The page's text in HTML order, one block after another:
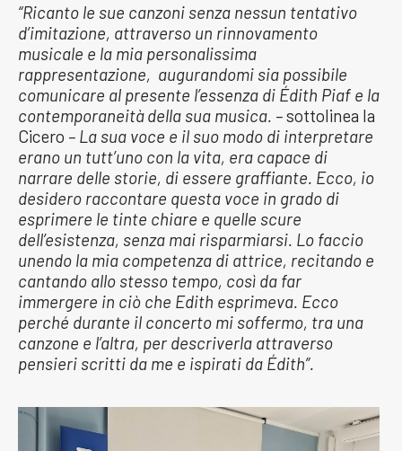
“Ricanto le sue canzoni senza nessun tentativo
d’imitazione, attraverso un rinnovamento
musicale e la mia personalissima
rappresentazione, augurandomi sia possibile
comunicare al presente l’essenza di Édith Piaf e la
contemporaneità della sua musica. –sottolinea la
Cicero – La sua voce e il suo modo di interpretare
erano un tutt’uno con la vita, era capace di
narrare delle storie, di essere graffiante. Ecco, io
desidero raccontare questa voce in grado di
esprimere le tinte chiare e quelle scure
dell’esistenza, senza mai risparmiarsi. Lo faccio
unendo la mia competenza di attrice, recitando e
cantando allo stesso tempo, così da far
immergere in ciò che Edith esprimeva. Ecco
perché durante il concerto mi soffermo, tra una
canzone e l’altra, per descriverla attraverso
pensieri scritti da me e ispirati da Édith”.